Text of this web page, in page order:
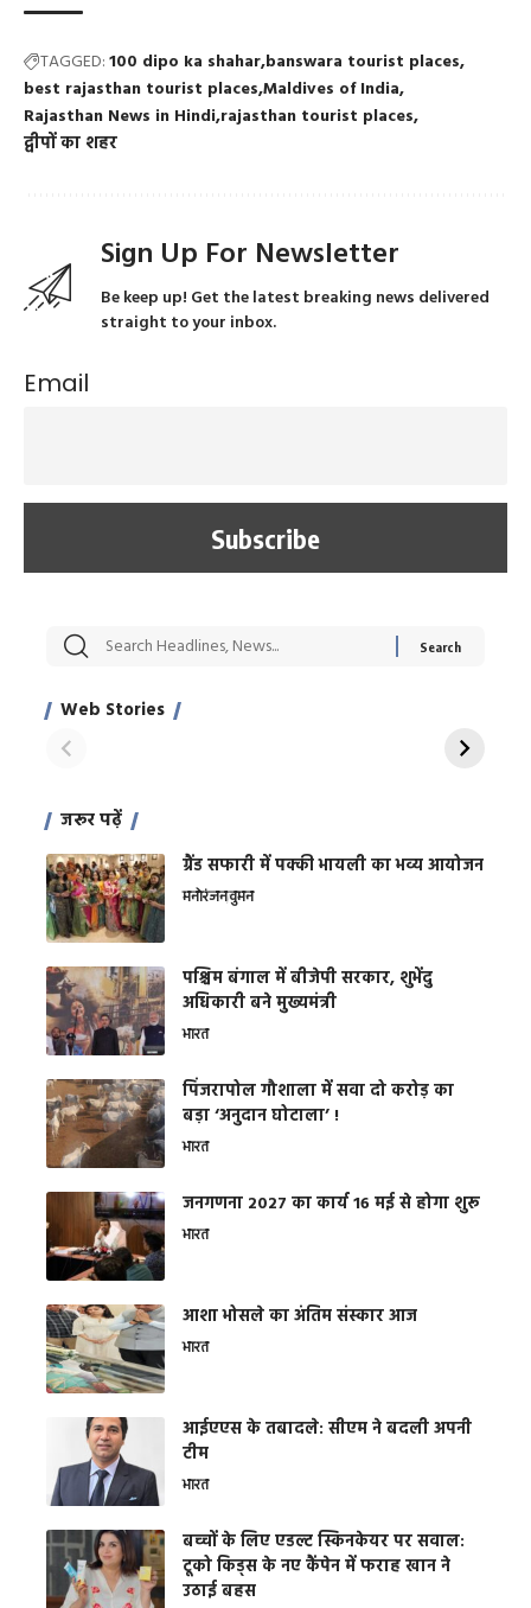
TAGGED:100 dipo ka shahar banswara tourist places
best rajasthan tourist places Maldives of India
Rajasthan News in Hindi rajasthan tourist places
द्वीपों का शहर
Sign Up For Newsletter
Be keep up! Get the latest breaking news delivered
straight to your inbox.
Email
Web Stories
सट्टेबाजी में अरेस्ट हुए
साहिल खान
रोज एक कच्चे लहसुन
जरूर पढ़ें
ग्रैंड सफारी में पक्की भायली का भव्य आयोजन
मनोरंजनवुमन
पश्चिम बंगाल में बीजेपी सरकार, शुभेंदु
अधिकारी बने मुख्यमंत्री
भारत
​पिंजरापोल गौशाला में सवा दो करोड़ का
बड़ा ‘अनुदान घोटाला’ !
भारत
जनगणना 2027 का कार्य 16 मई से होगा शुरू
भारत
आशा भोसले का अंतिम संस्कार आज
भारत
आईएएस के तबादले: सीएम ने बदली अपनी
टीम
भारत
बच्चों के लिए एडल्ट स्किनकेयर पर सवाल:
टूको किड्स के नए कैंपेन में फराह खान ने
उठाई बहस